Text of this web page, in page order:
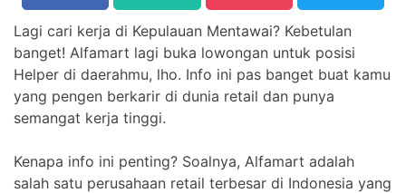
Lagi cari kerja di Kepulauan Mentawai? Kebetulan
banget! Alfamart lagi buka lowongan untuk posisi
Helper di daerahmu, lho. Info ini pas banget buat kamu
yang pengen berkarir di dunia retail dan punya
semangat kerja tinggi.
Kenapa info ini penting? Soalnya, Alfamart adalah
salah satu perusahaan retail terbesar di Indonesia yang